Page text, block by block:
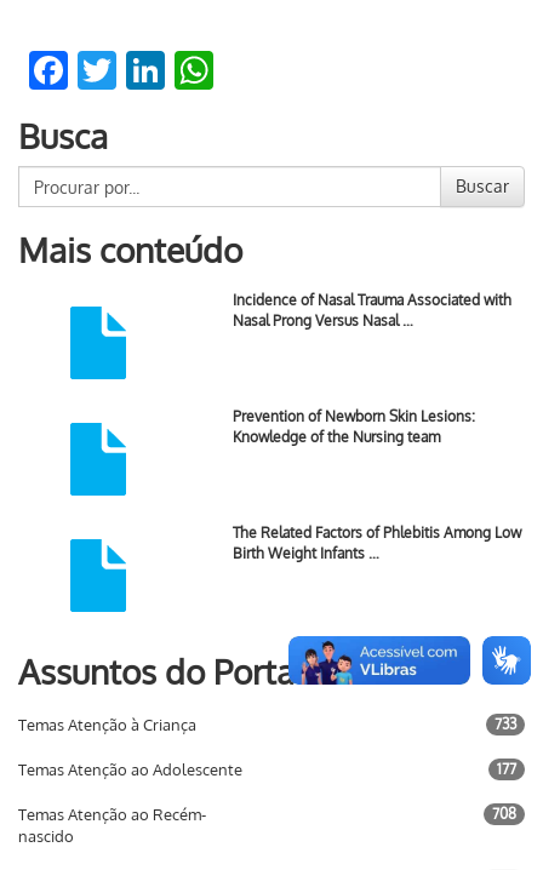
Facebook
TwitterLinkedIn
Busca
Buscar
Mais conteúdo
Incidence of Nasal Trauma Associated with
Nasal Prong Versus Nasal …
Prevention of Newborn Skin Lesions:
Knowledge of the Nursing team
The Related Factors of Phlebitis Among Low
Birth Weight Infants …
Assuntos do Portal
Temas Atenção à Criança 733
Temas Atenção ao Adolescente 177
Temas Atenção ao Recém-
nascido
708